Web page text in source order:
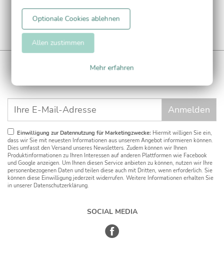
WUNDERKARTEN NEWSLETTER
Einwilligung zur Datennutzung für Marketingzwecke: Hiermit willigen Sie ein,
dass wir Sie mit neuesten Informationen aus unserem Angebot informieren können.
Dies umfasst den Versand unseres Newsletters. Zudem können wir Ihnen
Produktinformationen zu Ihren Interessen auf anderen Plattformen wie Facebook
und Google anzeigen. Um Ihnen diesen Service anbieten zu können, nutzen wir Ihre
personenbezogenen Daten und teilen diese auch mit Dritten, wenn erforderlich. Sie
können diese Einwilligung jederzeit widerrufen. Weitere Informationen erhalten Sie
in unserer Datenschutzerklärung.
SOCIAL MEDIA
Mehr erfahren
Optionale Cookies ablehnen
Allen zustimmen